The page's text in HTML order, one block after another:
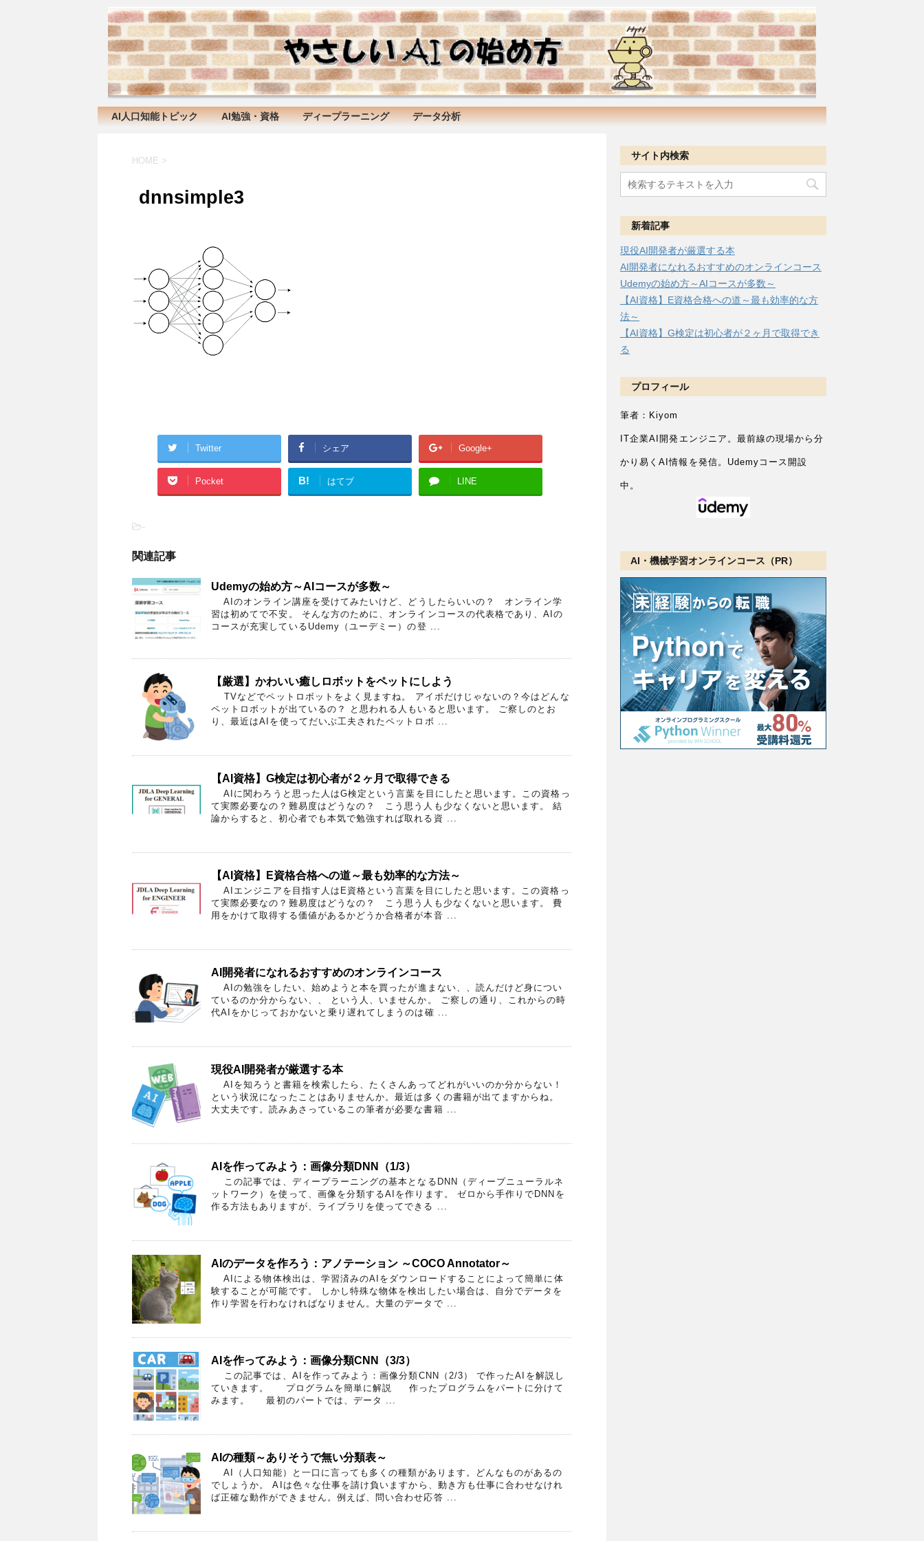
AI人口知能トピック AI勉強・資格 ディープラーニング データ分析
HOME >
dnnsimple3
Twitter シェア Google+
Pocket B! はてブ LINE
-
関連記事
Udemyの始め方～AIコースが多数～
AIのオンライン講座を受けてみたいけど、どうしたらいいの？ オンライン学
習は初めてで不安。 そんな方のために、オンラインコースの代表格であり、AIの
コースが充実しているUdemy（ユーデミー）の登 ...
【厳選】かわいい癒しロボットをペットにしよう
TVなどでペットロボットをよく見ますね。 アイボだけじゃないの？今はどんな
ペットロボットが出ているの？ と思われる人もいると思います。 ご察しのとお
り、最近はAIを使ってだいぶ工夫されたペットロボ ...
【AI資格】G検定は初心者が２ヶ月で取得できる
AIに関わろうと思った人はG検定という言葉を目にしたと思います。この資格っ
て実際必要なの？難易度はどうなの？ こう思う人も少なくないと思います。 結
論からすると、初心者でも本気で勉強すれば取れる資 ...
【AI資格】E資格合格への道～最も効率的な方法～
AIエンジニアを目指す人はE資格という言葉を目にしたと思います。この資格っ
て実際必要なの？難易度はどうなの？ こう思う人も少なくないと思います。 費
用をかけて取得する価値があるかどうか合格者が本音 ...
AI開発者になれるおすすめのオンラインコース
AIの勉強をしたい、始めようと本を買ったが進まない、、読んだけど身につい
ているのか分からない、、 という人、いませんか。 ご察しの通り、これからの時
代AIをかじっておかないと乗り遅れてしまうのは確 ...
現役AI開発者が厳選する本
AIを知ろうと書籍を検索したら、たくさんあってどれがいいのか分からない！
という状況になったことはありませんか。最近は多くの書籍が出てますからね。
大丈夫です。読みあさっているこの筆者が必要な書籍 ...
AIを作ってみよう：画像分類DNN（1/3）
この記事では、ディープラーニングの基本となるDNN（ディープニューラルネ
ットワーク）を使って、画像を分類するAIを作ります。 ゼロから手作りでDNNを
作る方法もありますが、ライブラリを使ってできる ...
AIのデータを作ろう：アノテーション ～COCO Annotator～
AIによる物体検出は、学習済みのAIをダウンロードすることによって簡単に体
験することが可能です。 しかし特殊な物体を検出したい場合は、自分でデータを
作り学習を行わなければなりません。大量のデータで ...
AIを作ってみよう：画像分類CNN（3/3）
この記事では、AIを作ってみよう：画像分類CNN（2/3） で作ったAIを解説し
ていきます。 プログラムを簡単に解説 作ったプログラムをパートに分けて
みます。 最初のパートでは、データ ...
AIの種類～ありそうで無い分類表～
AI（人口知能）と一口に言っても多くの種類があります。どんなものがあるの
でしょうか。 AIは色々な仕事を請け負いますから、動き方も仕事に合わせなけれ
ば正確な動作ができません。例えば、問い合わせ応答 ...
サイト内検索
新着記事
現役AI開発者が厳選する本
AI開発者になれるおすすめのオンラインコース
Udemyの始め方～AIコースが多数～
【AI資格】E資格合格への道～最も効率的な方
法～
【AI資格】G検定は初心者が２ヶ月で取得でき
る
プロフィール
筆者：Kiyom
IT企業AI開発エンジニア。 最前線の現場から分
かり易くAI情報を発信。Udemyコース開設
中。
AI・機械学習オンラインコース（PR）